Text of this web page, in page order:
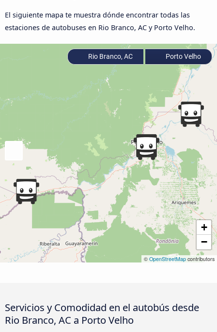
El siguiente mapa te muestra dónde encontrar todas las
estaciones de autobuses en Rio Branco, AC y Porto Velho.
+
−
© OpenStreetMap contributors
Rio Branco, AC Porto Velho
Servicios y Comodidad en el autobús desde
Rio Branco, AC a Porto Velho